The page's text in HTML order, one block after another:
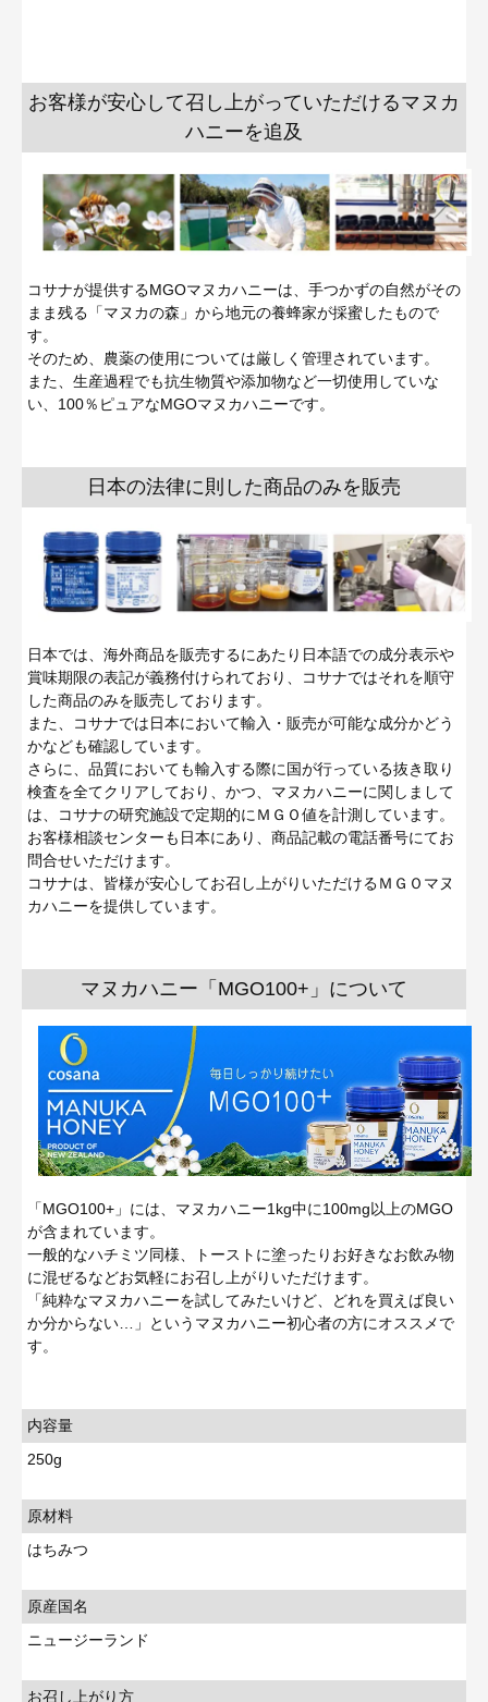
お客様が安心して召し上がっていただけるマヌカ
ハニーを追及
コサナが提供するMGOマヌカハニーは、手つかずの自然がその
まま残る「マヌカの森」から地元の養蜂家が採蜜したもので
す。
そのため、農薬の使用については厳しく管理されています。
また、生産過程でも抗生物質や添加物など一切使用していな
い、100％ピュアなMGOマヌカハニーです。
日本の法律に則した商品のみを販売
日本では、海外商品を販売するにあたり日本語での成分表示や
賞味期限の表記が義務付けられており、コサナではそれを順守
した商品のみを販売しております。
また、コサナでは日本において輸入・販売が可能な成分かどう
かなども確認しています。
さらに、品質においても輸入する際に国が行っている抜き取り
検査を全てクリアしており、かつ、マヌカハニーに関しまして
は、コサナの研究施設で定期的にＭＧＯ値を計測しています。
お客様相談センターも日本にあり、商品記載の電話番号にてお
問合せいただけます。
コサナは、皆様が安心してお召し上がりいただけるＭＧＯマヌ
カハニーを提供しています。
マヌカハニー「MGO100+」について
「MGO100+」には、マヌカハニー1kg中に100mg以上のMGO
が含まれています。
一般的なハチミツ同様、トーストに塗ったりお好きなお飲み物
に混ぜるなどお気軽にお召し上がりいただけます。
「純粋なマヌカハニーを試してみたいけど、どれを買えば良い
か分からない…」というマヌカハニー初心者の方にオススメで
す。
内容量
250g
原材料
はちみつ
原産国名
ニュージーランド
お召し上がり方